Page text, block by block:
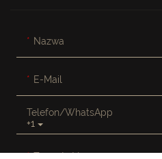
Nazwa
E-Mail
+1
Telefon/WhatsApp
Zawartość